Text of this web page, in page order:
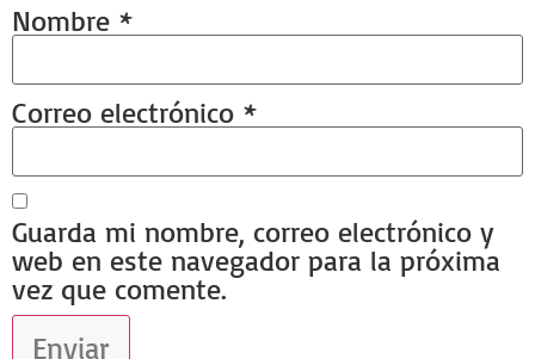
Nombre *
Correo electrónico *
Guarda mi nombre, correo electrónico y
web en este navegador para la próxima
vez que comente.